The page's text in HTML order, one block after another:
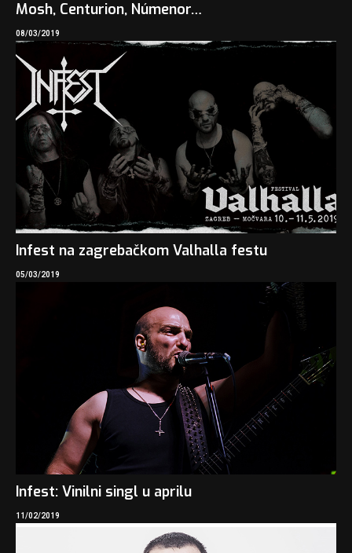
Mosh, Centurion, Númenor…
08/03/2019
Infest na zagrebačkom Valhalla festu
05/03/2019
Infest: Vinilni singl u aprilu
11/02/2019